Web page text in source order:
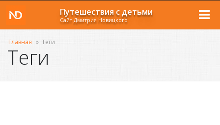
Путешествия с детьми
Сайт Дмитрия Новицкого
Главная » Теги
Теги